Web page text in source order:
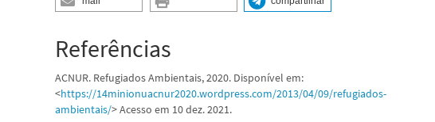
Referências
ACNUR. Refugiados Ambientais, 2020. Disponível em:
<https://14minionuacnur2020.wordpress.com/2013/04/09/refugiados-
ambientais/> Acesso em 10 dez. 2021.